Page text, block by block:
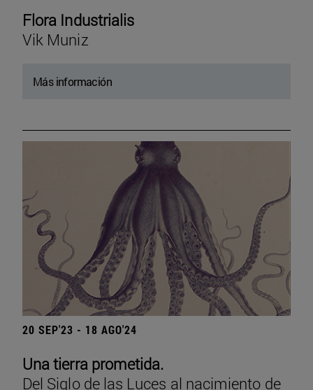
Flora Industrialis
Vik Muniz
Más información
20 SEP'23 - 18 AGO'24
Una tierra prometida.
Del Siglo de las Luces al nacimiento de